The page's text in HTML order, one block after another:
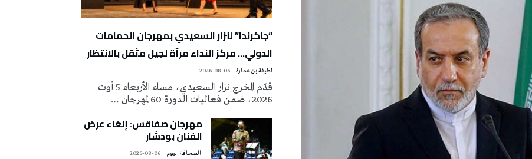
“جاكرندا” لنزار السعيدي بمهرجان الحمامات
الدولي… مركز النداء مرآة لجيل مثقل بالانتظار
لطيفة بن عمارة 2026-08-06
قدّم المخرج نزار السعيدي، مساء الأربعاء 5 أوت
2026، ضمن فعاليات الدورة 60 لمهرجان …
مهرجان صفاقس: إلغاء عرض
الفنان بودشار
2026-08-06